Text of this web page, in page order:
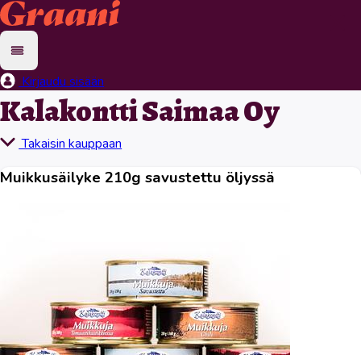
Kirjaudu sisään
Kalakontti Saimaa Oy
Takaisin kauppaan
Muikkusäilyke 210g savustettu öljyssä